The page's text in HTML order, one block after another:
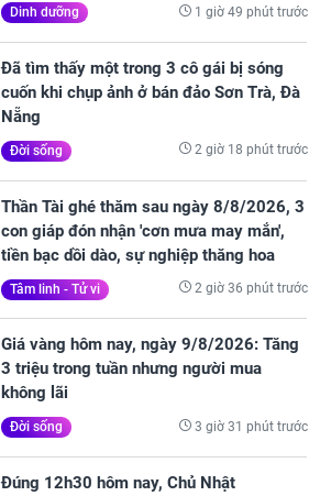
Dinh dưỡng 1 giờ 49 phút trước
Đã tìm thấy một trong 3 cô gái bị sóng
cuốn khi chụp ảnh ở bán đảo Sơn Trà, Đà
Nẵng
Đời sống 2 giờ 18 phút trước
Thần Tài ghé thăm sau ngày 8/8/2026, 3
con giáp đón nhận 'cơn mưa may mắn',
tiền bạc dồi dào, sự nghiệp thăng hoa
Tâm linh - Tử vi 2 giờ 36 phút trước
Giá vàng hôm nay, ngày 9/8/2026: Tăng
3 triệu trong tuần nhưng người mua
không lãi
Đời sống 3 giờ 31 phút trước
Đúng 12h30 hôm nay, Chủ Nhật